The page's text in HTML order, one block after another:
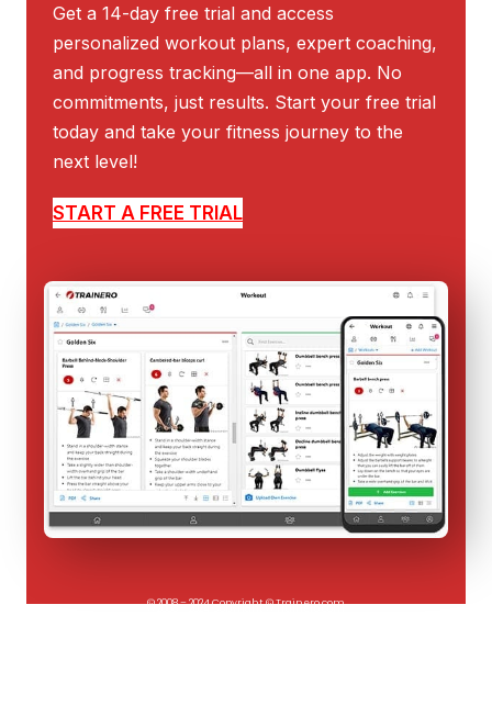
Get a 14-day free trial and access
personalized workout plans, expert coaching,
and progress tracking—all in one app. No
commitments, just results. Start your free trial
today and take your fitness journey to the
next level!
START A FREE TRIAL
© 2008 – 2024 Copyright © Trainero.com